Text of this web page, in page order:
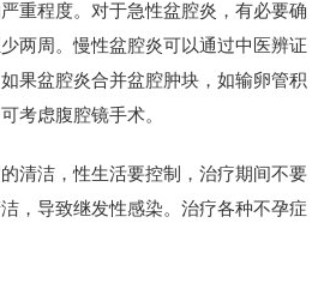
程度。对于急性盆腔炎，有必要确
两周。慢性盆腔炎可以通过中医辨证
果盆腔炎合并盆腔肿块，如输卵管积
考虑腹腔镜手术。
洁，性生活要控制，治疗期间不要
，导致继发性感染。治疗各种不孕症